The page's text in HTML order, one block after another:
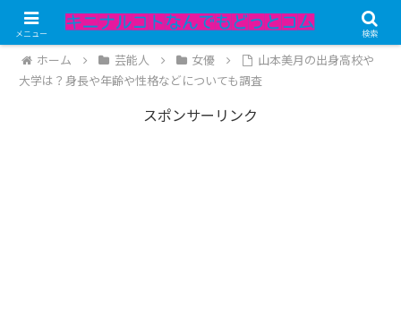
記事内にPRが含まれています。
ホーム 芸能人 女優
山本美月の出身高校や
大学は？身長や年齢や性格などについても調査
スポンサーリンク
メニュー 検索